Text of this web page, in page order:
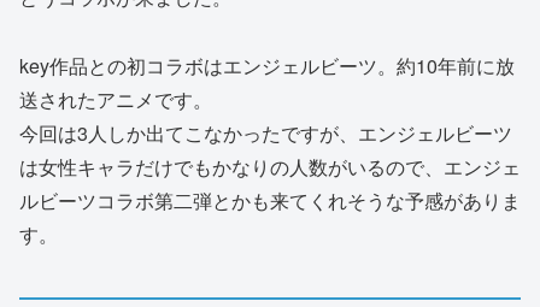
key作品との初コラボはエンジェルビーツ。約10年前に放
送されたアニメです。
今回は3人しか出てこなかったですが、エンジェルビーツ
は女性キャラだけでもかなりの人数がいるので、エンジェ
ルビーツコラボ第二弾とかも来てくれそうな予感がありま
す。